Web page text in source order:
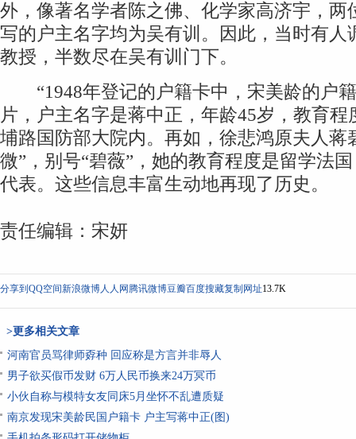
外，像著名学者陈之佛、化学家高济宇，两
写的户主名字均为吴有训。因此，当时有人
教授，半数尽在吴有训门下。
“1948年登记的户籍卡中，宋美龄的户
片，户主名字是蒋中正，年龄45岁，教育程
埔路国防部大院内。再如，徐悲鸿原夫人蒋
微”，别号“碧薇”，她的教育程度是留学法
代表。这些信息丰富生动地再现了历史。
责任编辑：宋妍
分享到 QQ空间新浪微博人人网 腾讯微博豆瓣百度搜藏复制网址13.7K
>更多相关文章
河南官员骂律师孬种 回应称是方言并非辱人
男子欲买假币发财 6万人民币换来24万冥币
小伙自称与模特女友同床5月坐怀不乱遭质疑
南京发现宋美龄民国户籍卡 户主写蒋中正(图)